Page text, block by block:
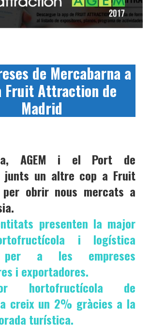
de Mercabarna a
Fruit Attraction de
Madrid
AGEM i el Port de
junts un altre cop a Fruit
obrir nous mercats a
presenten la major
i logística
per a les empreses
i exportadores.
hortofructícola de
creix un 2% gràcies a la
turística.